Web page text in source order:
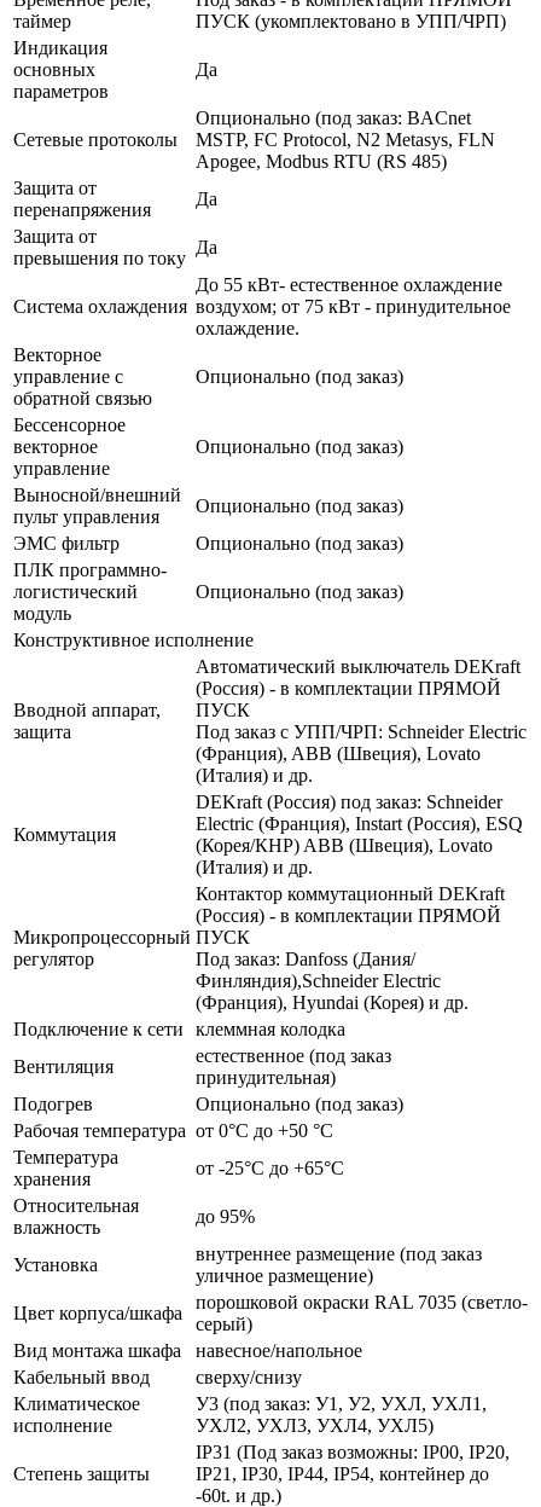
таймер
ПУСК (укомплектовано в УПП/ЧРП)
Индикация
основных
параметров
Да
Сетевые протоколы
Опционально (под заказ: BACnet
MSTP, FC Protocol, N2 Metasys, FLN
Apogee, Modbus RTU (RS 485)
Защита от
перенапряжения
Да
Защита от
превышения по току
Да
Система охлаждения
До 55 кВт- естественное охлаждение
воздухом; от 75 кВт - принудительное
охлаждение.
Векторное
управление с
обратной связью
Опционально (под заказ)
Бессенсорное
векторное
управление
Опционально (под заказ)
Выносной/внешний
пульт управления
Опционально (под заказ)
ЭМС фильтр
Опционально (под заказ)
ПЛК программно-
логистический
модуль
Опционально (под заказ)
Конструктивное исполнение
Вводной аппарат,
защита
Автоматический выключатель DEKraft
(Россия) - в комплектации ПРЯМОЙ
ПУСК
Под заказ с УПП/ЧРП: Schneider Electric
(Франция), ABB (Швеция), Lovato
(Италия) и др.
Коммутация
DEKraft (Россия) под заказ: Schneider
Electric (Франция), Instart (Россия), ESQ
(Корея/КНР) ABB (Швеция), Lovato
(Италия) и др.
Микропроцессорный
регулятор
Контактор коммутационный DEKraft
(Россия) - в комплектации ПРЯМОЙ
ПУСК
Под заказ: Danfoss (Дания/
Финляндия),Schneider Electric
(Франция), Hyundai (Корея) и др.
Подключение к сети
клеммная колодка
Вентиляция
естественное (под заказ
принудительная)
Подогрев
Опционально (под заказ)
Рабочая температура от 0°C до +50 °C
Температура
хранения
от -25°C до +65°C
Относительная
влажность
до 95%
Установка
внутреннее размещение (под заказ
уличное размещение)
Цвет корпуса/шкафа
порошковой окраски RAL 7035 (светло-
серый)
Вид монтажа шкафа
навесное/напольное
Кабельный ввод
сверху/снизу
Климатическое
исполнение
У3 (под заказ: У1, У2, УХЛ, УХЛ1,
УХЛ2, УХЛ3, УХЛ4, УХЛ5)
Степень защиты
IP31 (Под заказ возможны: IP00, IP20,
IP21, IP30, IP44, IP54, контейнер до
-60t. и др.)